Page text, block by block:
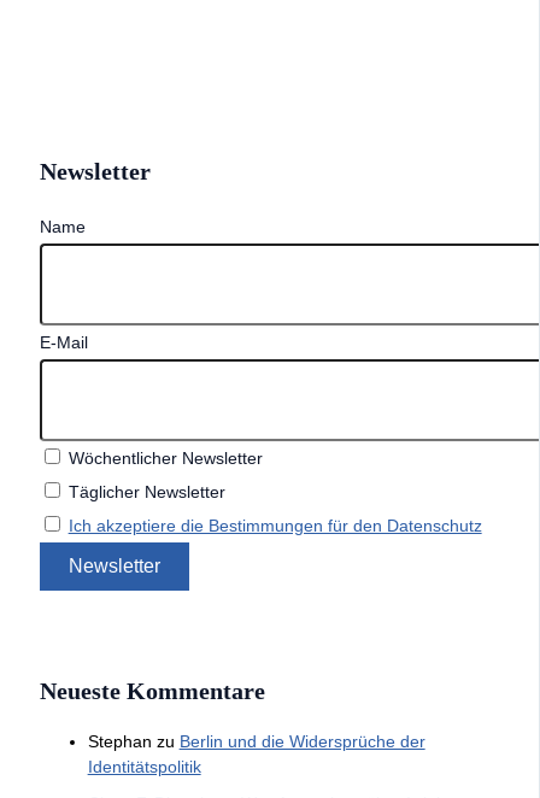
Newsletter
Name
E-Mail
Wöchentlicher Newsletter
Täglicher Newsletter
Ich akzeptiere die Bestimmungen für den Datenschutz
Neueste Kommentare
Stephan zu Berlin und die Widersprüche der
Identitätspolitik